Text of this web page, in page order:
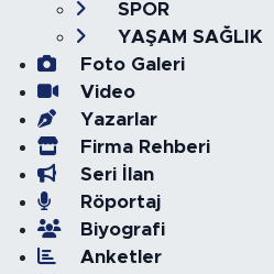
SPOR
YAŞAM SAĞLIK
Foto Galeri
Video
Yazarlar
Firma Rehberi
Seri İlan
Röportaj
Biyografi
Anketler